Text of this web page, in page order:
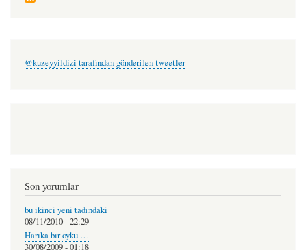
@kuzeyyildizi tarafından gönderilen tweetler
Son yorumlar
bu ikinci yeni tadındaki
08/11/2010 - 22:29
Harıka bır oyku …
30/08/2009 - 01:18